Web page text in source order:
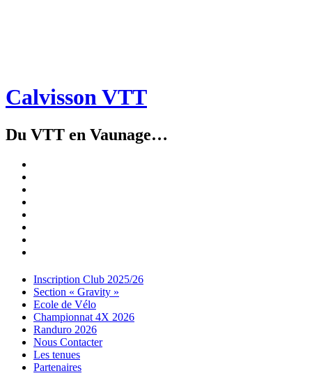
Calvisson VTT
Du VTT en Vaunage…
Menu
Widgets
Recherche
Aller
contenu
Inscription Club 2025/26
Section « Gravity »
Ecole de Vélo
Championnat 4X 2026
Randuro 2026
Nous Contacter
Les tenues
Partenaires